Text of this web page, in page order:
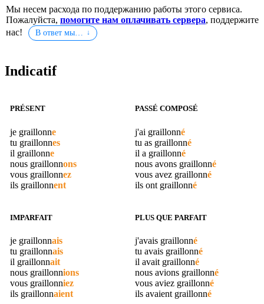
Мы несем расхода по поддержанию работы этого сервиса.
Пожалуйста, помогите нам оплачивать сервера, поддержите
нас!
В ответ мы…
Indicatif
PRÉSENT
je graillonne
tu graillonnes
il graillonne
nous graillonnons
vous graillonnez
ils graillonnent
PASSÉ COMPOSÉ
j'ai graillonné
tu as graillonné
il a graillonné
nous avons graillonné
vous avez graillonné
ils ont graillonné
IMPARFAIT
je graillonnais
tu graillonnais
il graillonnait
nous graillonnions
vous graillonniez
ils graillonnaient
PLUS QUE PARFAIT
j'avais graillonné
tu avais graillonné
il avait graillonné
nous avions graillonné
vous aviez graillonné
ils avaient graillonné